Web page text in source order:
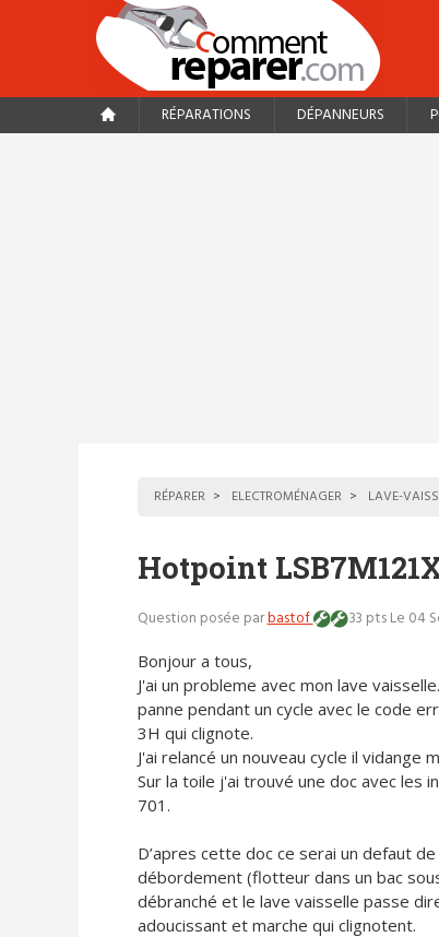
RÉPARATIONS DÉPANNEURS
RÉPARER ELECTROMÉNAGER LAVE-
Hotpoint
Question posée parbastof 33 ptsLe 04
Bonjour a tous,
J'ai un probleme avec mon lave
panne pendant un cycle avec le code
3H qui clignote.
J'ai relancé un nouveau cycle il
Sur la toile j'ai trouvé une doc avec les
701.
D’apres cette doc ce serai un defaut
débordement (flotteur dans un bac
débranché et le lave vaisselle passe
adoucissant et marche qui clignotent.